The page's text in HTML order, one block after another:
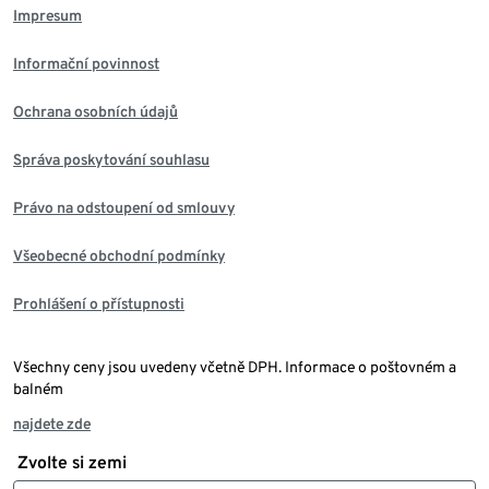
Impresum
Informační povinnost
Ochrana osobních údajů
Správa poskytování souhlasu
Právo na odstoupení od smlouvy
Všeobecné obchodní podmínky
Prohlášení o přístupnosti
Všechny ceny jsou uvedeny včetně DPH. Informace o poštovném a
balném
najdete zde
Zvolte si zemi